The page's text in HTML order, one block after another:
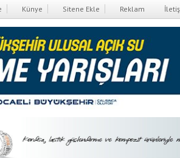
Künye Sitene Ekle Reklam